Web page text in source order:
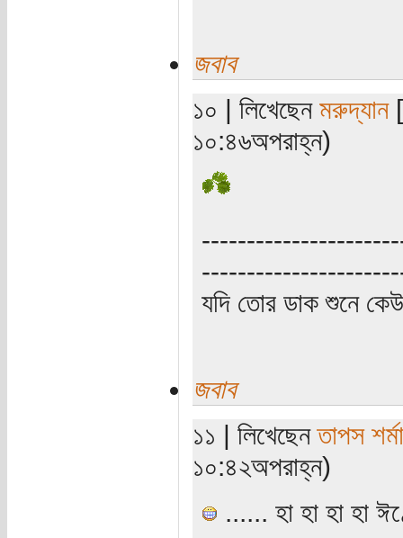
জবাব
১০ | লিখেছেন মরুদ্যান
১০:৪৬অপরাহ্ন)
যদি তোর ডাক শুনে
জবাব
১১ | লিখেছেনতাপস শর্মা
১০:৪২অপরাহ্ন)
...... হা হা হা হা